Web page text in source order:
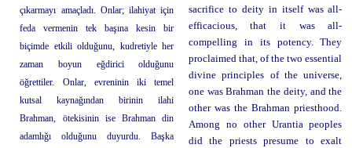
çıkarmayı amaçladı. Onlar; ilahiyat için
feda vermenin tek başına kesin bir
biçimde etkili olduğunu, kudretiyle her
zaman boyun eğdirici olduğunu
öğrettiler. Onlar, evreninin iki temel
kutsal kaynağından birinin ilahi
Brahman, ötekisinin ise Brahman din
adamlığı olduğunu duyurdu. Başka
sacrifice to deity in itself was all-
efficacious, that it was all-
compelling in its potency. They
proclaimed that, of the two essential
divine principles of the universe,
one was Brahman the deity, and the
other was the Brahman priesthood.
Among no other Urantia peoples
did the priests presume to exalt